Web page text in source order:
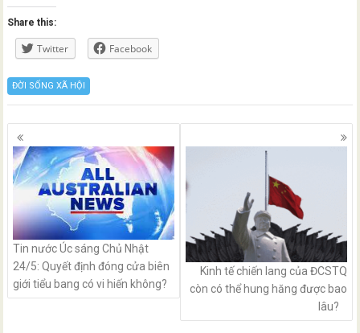
Share this:
Twitter Facebook
ĐỜI SỐNG XÃ HỘI
Posts
navigation
Tin nước Úc sáng Chủ Nhật
24/5: Quyết định đóng cửa biên
giới tiểu bang có vi hiến không?
Kinh tế chiến lang của ĐCSTQ
còn có thể hung hăng được bao
lâu?